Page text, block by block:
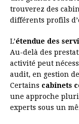
trouverez des
différents profils
L’étendue des
Au-delà des
activité peut
audit, en gestion
Certains cabinets
une approche
experts sous un